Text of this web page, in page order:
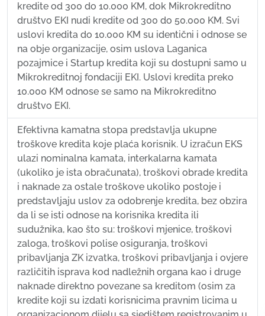
kredite od 300 do 10.000 KM, dok Mikrokreditno
društvo EKI nudi kredite od 300 do 50.000 KM. Svi
uslovi kredita do 10.000 KM su identični i odnose se
na obje organizacije, osim uslova Laganica
pozajmice i Startup kredita koji su dostupni samo u
Mikrokreditnoj fondaciji EKI. Uslovi kredita preko
10.000 KM odnose se samo na Mikrokreditno
društvo EKI.
Efektivna kamatna stopa predstavlja ukupne
troškove kredita koje plaća korisnik. U izračun EKS
ulazi nominalna kamata, interkalarna kamata
(ukoliko je ista obračunata), troškovi obrade kredita
i naknade za ostale troškove ukoliko postoje i
predstavljaju uslov za odobrenje kredita, bez obzira
da li se isti odnose na korisnika kredita ili
sudužnika, kao što su: troškovi mjenice, troškovi
zaloga, troškovi polise osiguranja, troškovi
pribavljanja ZK izvatka, troškovi pribavljanja i ovjere
različitih isprava kod nadležnih organa kao i druge
naknade direktno povezane sa kreditom (osim za
kredite koji su izdati korisnicima pravnim licima u